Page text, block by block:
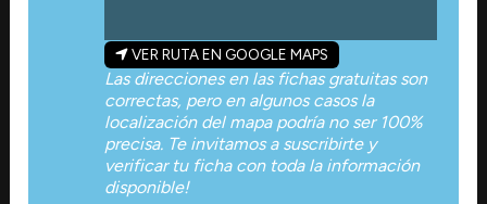
VER RUTA EN GOOGLE MAPS
Las direcciones en las fichas gratuitas son
correctas, pero en algunos casos la
localización del mapa podría no ser 100%
precisa. Te invitamos a suscribirte y
verificar tu ficha con toda la información
disponible!